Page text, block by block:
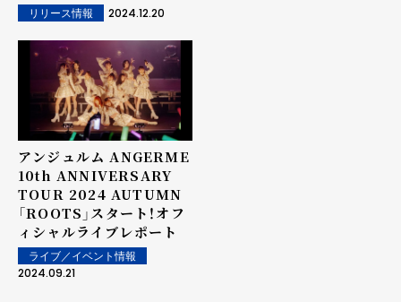
リリース情報 2024.12.20
アンジュルム ANGERME
10th ANNIVERSARY
TOUR 2024 AUTUMN
「ROOTS」スタート！オフ
ィシャルライブレポート
ライブ／イベント情報
2024.09.21